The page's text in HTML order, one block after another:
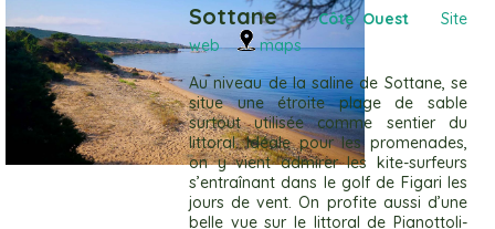
SottaneCôte Ouest Site
web
maps
Au niveau de la saline de Sottane, se
situe une étroite plage de sable
surtout utilisée comme sentier du
littoral. Idéale pour les promenades,
on y vient admirer les kite-surfeurs
s’entraînant dans le golf de Figari les
jours de vent. On profite aussi d’une
belle vue sur le littoral de Pianottoli-